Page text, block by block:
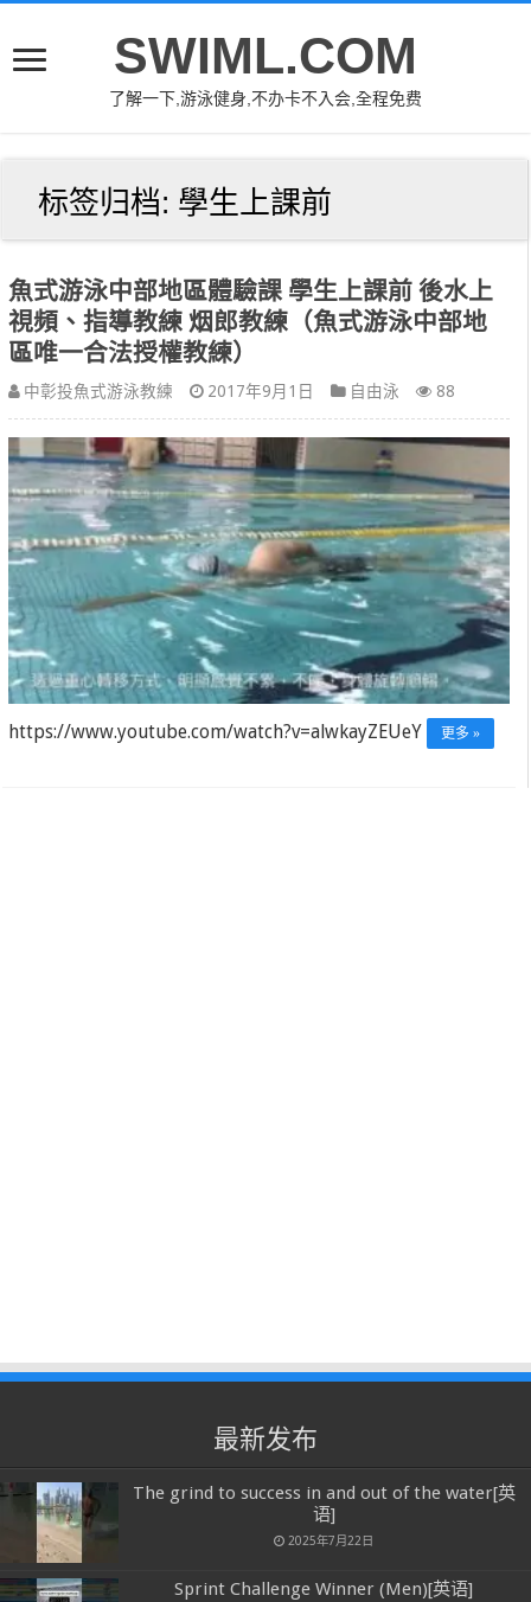
SWIML.COM
了解一下,游泳健身,不办卡不入会,全程免费
标签归档: 學生上課前
魚式游泳中部地區體驗課 學生上課前 後水上
視頻、指導教練 烟郎教練（魚式游泳中部地
區唯一合法授權教練）
中彰投魚式游泳教練 2017年9月1日 自由泳 88
https://www.youtube.com/watch?v=alwkayZEUeY 更多 »
最新发布
The grind to success in and out of the water[英
语]
2025年7月22日
Sprint Challenge Winner (Men)[英语]